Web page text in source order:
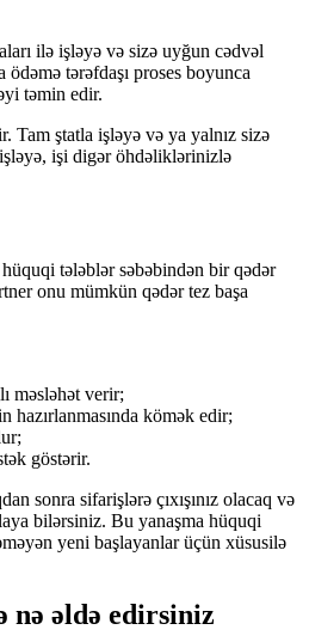
ilə işləyə və sizə uyğun cədvəl
tərəfdaşı proses boyunca
təmin edir.
ştatla işləyə və ya yalnız sizə
işi digər öhdəliklərinizlə
hüquqi tələblər səbəbindən bir qədər
onu mümkün qədər tez başa
məsləhət verir;
hazırlanmasında kömək edir;
göstərir.
sonra sifarişlərə çıxışınız olacaq və
bilərsiniz. Bu yanaşma hüquqi
yeni başlayanlar üçün xüsusilə
nə əldə edirsiniz